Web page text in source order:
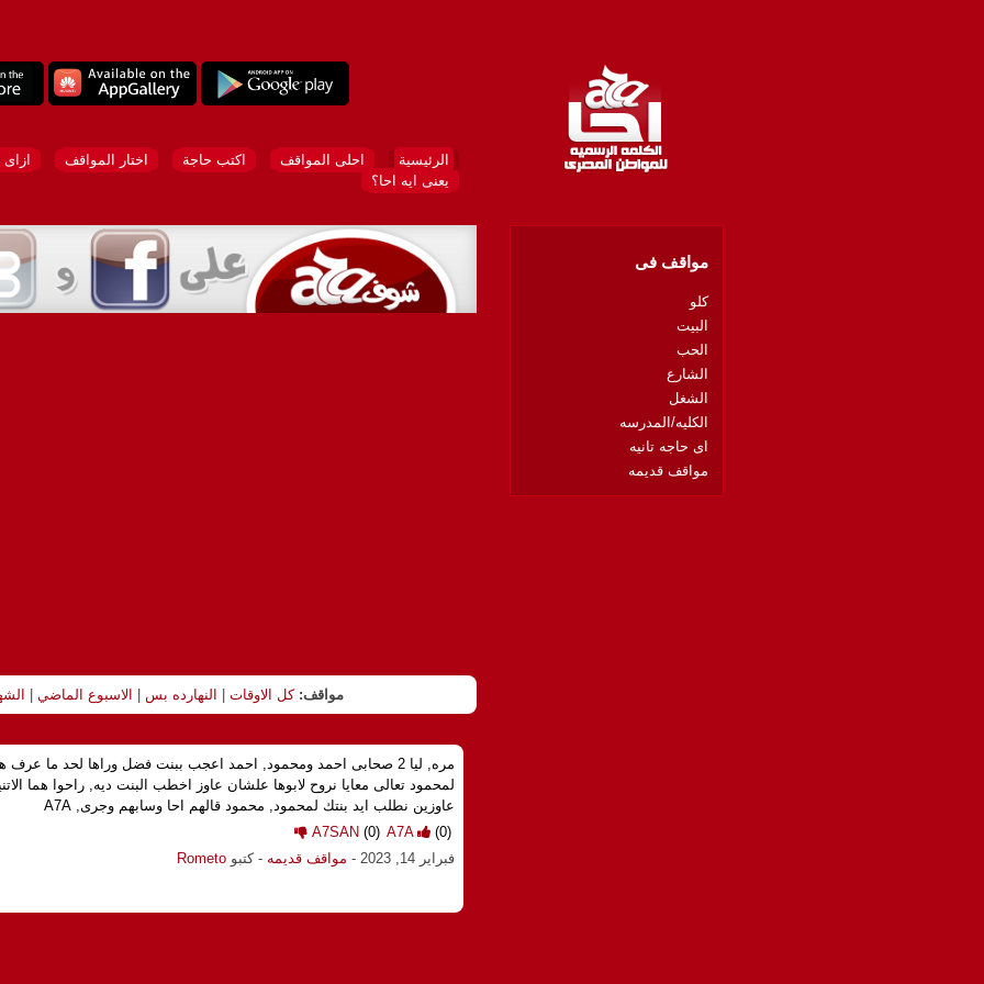
الرئيسية احلى المواقف اكتب حاجة اختار المواقف
يعنى ايه احا؟
مواقف: كل الاوقات | النهارده بس | الاسبوع الماضي |
مره, ليا 2 صحابى احمد ومحمود, احمد اعجب ببنت فضل وراها لحد ما
لمحمود تعالى معايا نروح لابوها علشان عاوز اخطب البنت ديه, راحوا هما
عاوزين نطلب ايد بنتك لمحمود, محمود قالهم احا وسابهم وجرى, A7A
A7A
(0)
(0)
A7SAN
فبراير 14, 2023
- مواقف قديمه - كتبو Rometo
مواقف فى
كلو
البيت
الحب
الشارع
الشغل
الكليه/المدرسه
اى حاجه تانيه
مواقف قديمه